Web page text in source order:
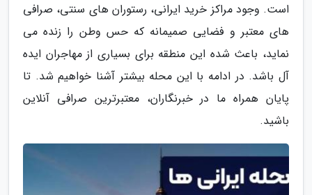
است. وجود مراکز خرید ایرانی، رستوران های سنتی، صرافی
های معتبر و فضایی صمیمانه که حس وطن را زنده می
نماید، باعث شده این منطقه برای بسیاری از مهاجران ایده
آل باشد. در ادامه با این محله بیشتر آشنا خواهیم شد. تا
پایان همراه ما در خبرنگاران، معتبرترین صرافی آنلاین
باشید.